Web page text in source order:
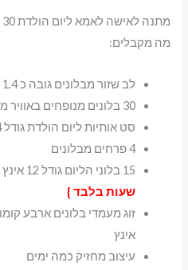
מתנה לאישה לאמא ליום הולדת 30
מה מקבלים:
לב שזור מבלונים גובה כ 1.4
30 בלונים מנופחים באוויר מונחים על הריצפה
סט אותיות ליום הולדת גודל 14 אינץ
4 פרחים מבלונים
15 בלוני הליום גודל 12 אינץ
שעות בלבד }
אינץ
עיצוב מחזיק כמה ימים